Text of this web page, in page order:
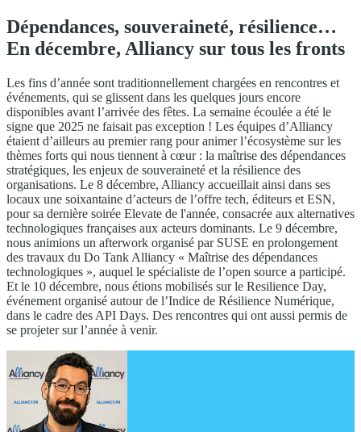
Dépendances, souveraineté, résilience…
En décembre, Alliancy sur tous les fronts
Les fins d’année sont traditionnellement chargées en rencontres et
événements, qui se glissent dans les quelques jours encore
disponibles avant l’arrivée des fêtes. La semaine écoulée a été le
signe que 2025 ne faisait pas exception ! Les équipes d’Alliancy
étaient d’ailleurs au premier rang pour animer l’écosystème sur les
thèmes forts qui nous tiennent à cœur : la maîtrise des dépendances
stratégiques, les enjeux de souveraineté et la résilience des
organisations. Le 8 décembre, Alliancy accueillait ainsi dans ses
locaux une soixantaine d’acteurs de l’offre tech, éditeurs et ESN,
pour sa dernière soirée Elevate de l'année, consacrée aux alternatives
technologiques françaises aux acteurs dominants. Le 9 décembre,
nous animions un afterwork organisé par SUSE en prolongement
des travaux du Do Tank Alliancy « Maîtrise des dépendances
technologiques », auquel le spécialiste de l’open source a participé.
Et le 10 décembre, nous étions mobilisés sur le Resilience Day,
événement organisé autour de l’Indice de Résilience Numérique,
dans le cadre des API Days. Des rencontres qui ont aussi permis de
se projeter sur l’année à venir.